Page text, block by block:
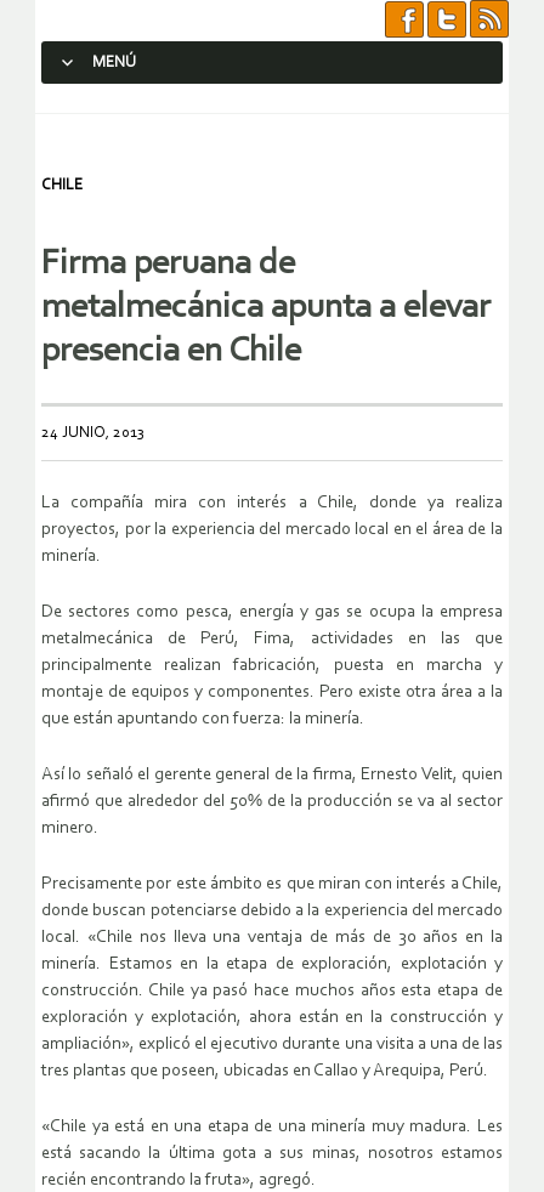
MENÚ
CHILE
Firma peruana de
metalmecánica apunta a elevar
presencia en Chile
24 JUNIO, 2013
La compañía mira con interés a Chile, donde ya realiza
proyectos, por la experiencia del mercado local en el área de la
minería.
De sectores como pesca, energía y gas se ocupa la empresa
metalmecánica de Perú, Fima, actividades en las que
principalmente realizan fabricación, puesta en marcha y
montaje de equipos y componentes. Pero existe otra área a la
que están apuntando con fuerza: la minería.
Así lo señaló el gerente general de la firma, Ernesto Velit, quien
afirmó que alrededor del 50% de la producción se va al sector
minero.
Precisamente por este ámbito es que miran con interés a Chile,
donde buscan potenciarse debido a la experiencia del mercado
local. «Chile nos lleva una ventaja de más de 30 años en la
minería. Estamos en la etapa de exploración, explotación y
construcción. Chile ya pasó hace muchos años esta etapa de
exploración y explotación, ahora están en la construcción y
ampliación», explicó el ejecutivo durante una visita a una de las
tres plantas que poseen, ubicadas en Callao y Arequipa, Perú.
«Chile ya está en una etapa de una minería muy madura. Les
está sacando la última gota a sus minas, nosotros estamos
recién encontrando la fruta», agregó.